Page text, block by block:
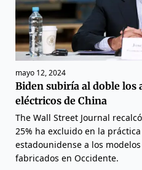
mayo 12, 2024
Biden subiría al doble los
eléctricos de China
The Wall Street Journal
25% ha excluido en la
estadounidense a los
fabricados en Occidente.